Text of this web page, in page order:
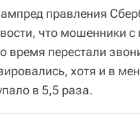
правления
что мошенники с
время перестали
хотя и в
в 5,5 раза.